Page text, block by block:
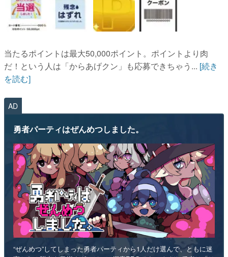
当たるポイントは最大50,000ポイント。ポイントより肉
だ！という人は「からあげクン」も応募できちゃう... [続き
を読む]
AD
勇者パーティはぜんめつしました。
“ぜんめつ”してしまった勇者パーティから1人だけ選んで、ともに迷